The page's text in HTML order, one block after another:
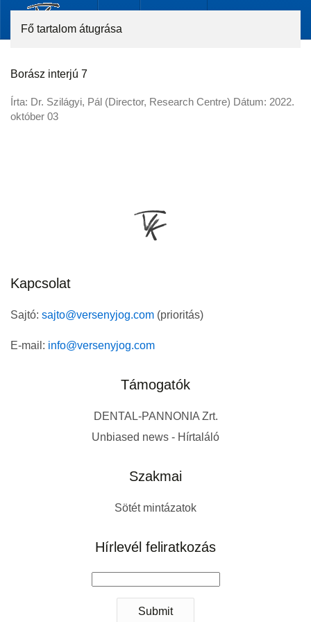
Fő tartalom átugrása
Borász interjú 7
Írta: Dr. Szilágyi, Pál (Director, Research Centre) Dátum: 2022.
október 03
Kapcsolat
Sajtó: sajto@versenyjog.com (prioritás)
E-mail: info@versenyjog.com
Támogatók
DENTAL-PANNONIA Zrt.
Unbiased news - Hírtaláló
Szakmai
Sötét mintázatok
Hírlevél feliratkozás
Submit